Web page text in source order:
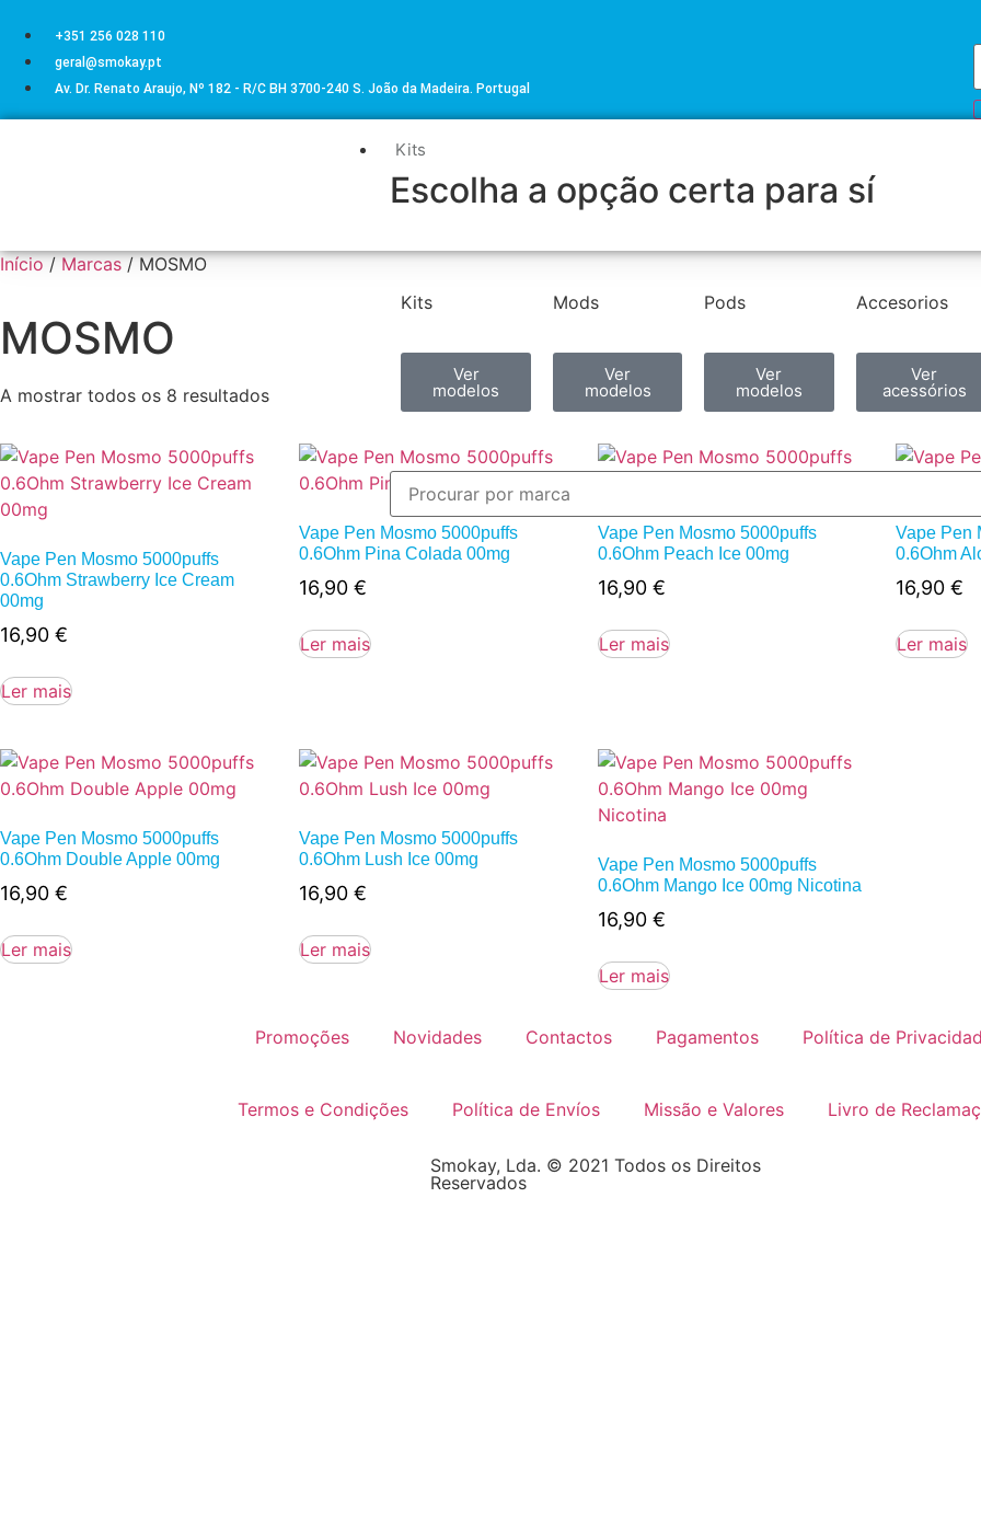
+351 256 028 110
geral@smokay.pt
Av. Dr. Renato Araujo, Nº 182 - R/C BH 3700-240 S. João da Madeira. Portugal
Kits
Escolha a opção certa para sí
Kits
Ver
modelos
Mods
Ver
modelos
Pods
Ver
modelos
Accesorios
Ver
acessórios
Início/Marcas/ MOSMO
MOSMO
A mostrar todos os 8 resultados
Vape Pen Mosmo 5000puffs
0.6Ohm Strawberry Ice Cream
00mg
16,90 €
Ler mais
Vape Pen Mosmo 5000puffs
0.6Ohm Pina Colada 00mg
16,90 €
Ler mais
Vape Pen Mosmo 5000puffs
0.6Ohm Peach Ice 00mg
16,90 €
Ler mais
Vape Pen
0.6Ohm
16,90€
Ler mais
Vape Pen Mosmo 5000puffs
0.6Ohm Double Apple 00mg
16,90 €
Ler mais
Vape Pen Mosmo 5000puffs
0.6Ohm Lush Ice 00mg
16,90 €
Ler mais
Vape Pen Mosmo 5000puffs
0.6Ohm Mango Ice 00mg Nicotina
16,90 €
Ler mais
Promoções Novidades Contactos Pagamentos Política de
Termos e Condições Política de Envíos Missão e Valores Livro de
Smokay, Lda. © 2021 Todos os Direitos
Reservados